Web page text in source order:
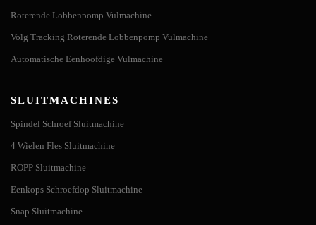
Roterende Lobbenpomp Vulmachine
Volg Tracking Roterende Lobbenpomp Vulmachine
Automatische Eenhoofdige Vulmachine
SLUITMACHINES
Spindel Schroef Sluitmachine
4 Wielen Fles Sluitmachine
ROPP Sluitmachine
Eenkops Schroefdop Sluitmachine
Snap Sluitmachine